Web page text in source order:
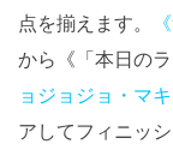
点を揃えます。
から《「本日の
ョジョジョ・マキ
アしてフィニッシ